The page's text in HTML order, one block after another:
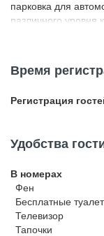
парковка для
различного уровня
современный
Время
Регистрация
Удобства
В номерах
Фен
Бесплатные
Телевизор
Тапочки